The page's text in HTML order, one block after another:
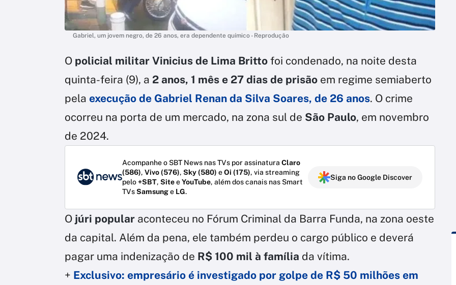
Gabriel, um jovem negro, de 26 anos, era dependente químico - Reprodução
O policial militar Vinicius de Lima Britto foi condenado, na noite desta
quinta-feira (9), a 2 anos, 1 mês e 27 dias de prisão em regime semiaberto
pela execução de Gabriel Renan da Silva Soares, de 26 anos. O crime
ocorreu na porta de um mercado, na zona sul de São Paulo, em novembro
de 2024.
Acompanhe o SBT News nas TVs por assinatura Claro
(586), Vivo (576), Sky (580) eOi (175), via streaming
pelo+SBT, SiteeYouTube, além dos canais nas Smart
TVsSamsunge LG.
Siga no Google Discover
O júri popular aconteceu no Fórum Criminal da Barra Funda, na zona oeste
da capital. Além da pena, ele também perdeu o cargo público e deverá
pagar uma indenização de R$ 100 mil à família da vítima.
+ Exclusivo: empresário é investigado por golpe de R$ 50 milhões em